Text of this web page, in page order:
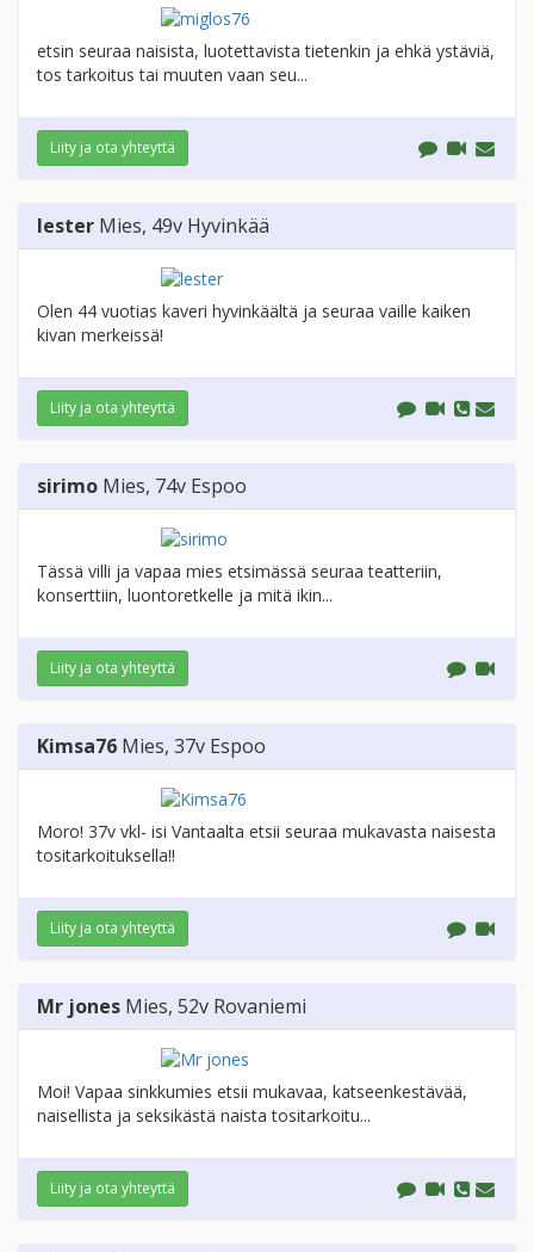
etsin seuraa naisista, luotettavista tietenkin ja ehkä ystäviä,
tos tarkoitus tai muuten vaan seu...
Liity ja ota yhteyttä
lester Mies, 49v Hyvinkää
Olen 44 vuotias kaveri hyvinkäältä ja seuraa vaille kaiken
kivan merkeissä!
Liity ja ota yhteyttä
sirimo Mies, 74v Espoo
Tässä villi ja vapaa mies etsimässä seuraa teatteriin,
konserttiin, luontoretkelle ja mitä ikin...
Liity ja ota yhteyttä
Kimsa76 Mies, 37v Espoo
Moro! 37v vkl- isi Vantaalta etsii seuraa mukavasta naisesta
tositarkoituksella!!
Liity ja ota yhteyttä
Mr jones Mies, 52v Rovaniemi
Moi! Vapaa sinkkumies etsii mukavaa, katseenkestävää,
naisellista ja seksikästä naista tositarkoitu...
Liity ja ota yhteyttä